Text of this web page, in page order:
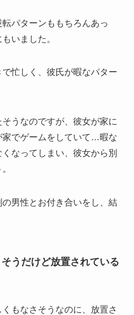
パターンももちろんあっ
いました。
忙しく、彼氏が暇なパター
うなのですが、彼女が家に
家でゲームをしていて…暇な
なってしまい、彼女から別
男性とお付き合いをし、結
うだけど放置されている
もなさそうなのに、放置さ